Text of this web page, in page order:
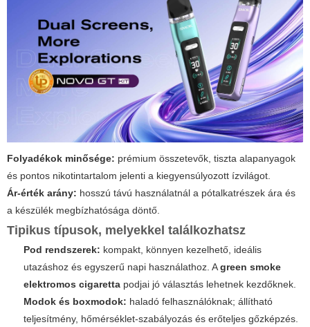
Folyadékok minősége: prémium összetevők, tiszta alapanyagok
és pontos nikotintartalom jelenti a kiegyensúlyozott ízvilágot.
Ár-érték arány: hosszú távú használatnál a pótalkatrészek ára és
a készülék megbízhatósága döntő.
Tipikus típusok, melyekkel találkozhatsz
Pod rendszerek: kompakt, könnyen kezelhető, ideális
utazáshoz és egyszerű napi használathoz. Agreen smoke
elektromos cigaretta podjai jó választás lehetnek kezdőknek.
Modok és boxmodok: haladó felhasználóknak; állítható
teljesítmény, hőmérséklet-szabályozás és erőteljes gőzképzés.